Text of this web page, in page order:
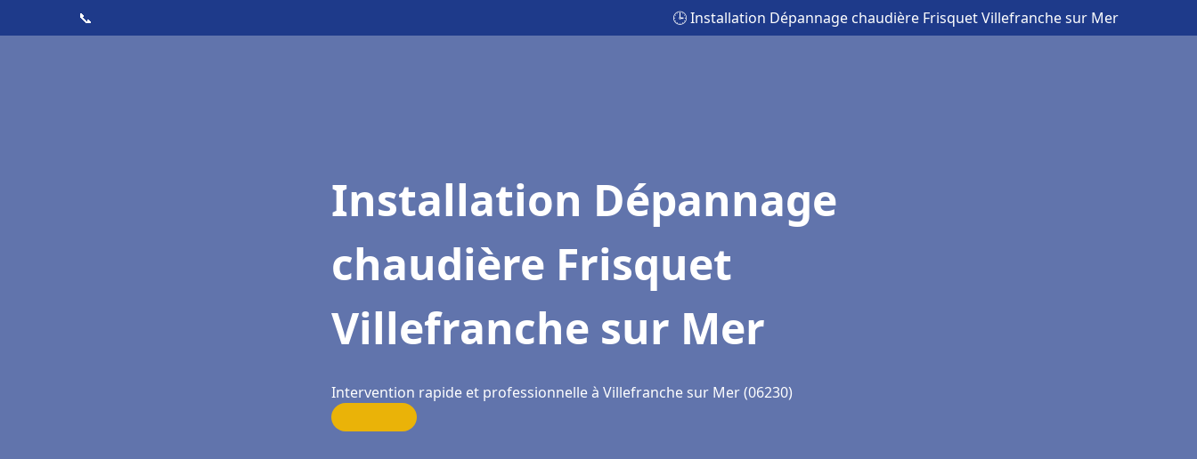
📞 🕒 Installation Dépannage chaudière Frisquet Villefranche sur Mer
Installation Dépannage
chaudière Frisquet
Villefranche sur Mer
Intervention rapide et professionnelle à Villefranche sur Mer (06230)